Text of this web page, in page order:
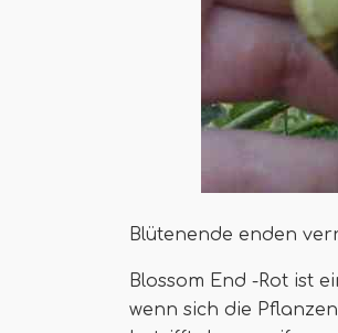
Blütenende enden
Blossom End -Rot ist
wenn sich die